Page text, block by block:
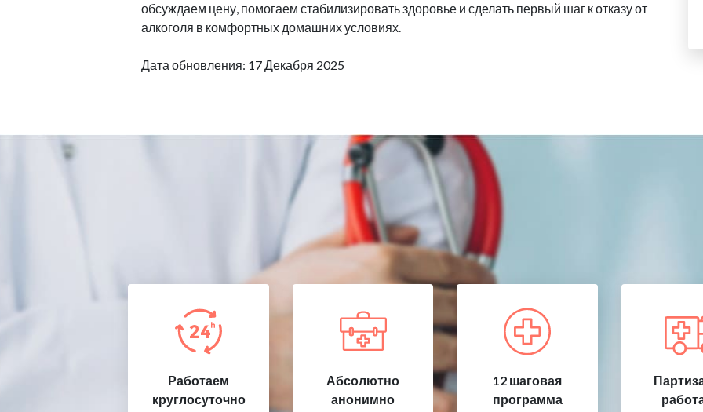
обсуждаем цену, помогаем стабилизировать здоровье и сделать первый шаг к отказу от
алкоголя в комфортных домашних условиях.
Дата обновления: 17 Декабря 2025
Работаем
круглосуточно
Абсолютно
анонимно
12 шаговая
программа